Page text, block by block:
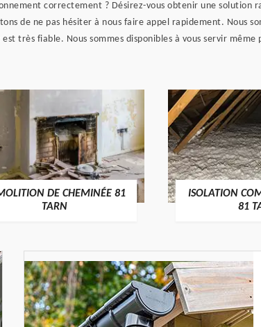
correctement ? Désirez-vous obtenir une solution
de ne pas hésiter à nous faire appel rapidement. Nous
très fiable. Nous sommes disponibles à vous servir
DE CHEMINÉE 81
TARN
ISOLATION
81